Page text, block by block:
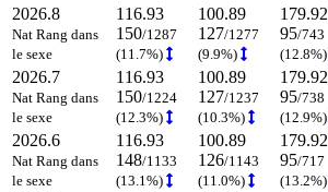
2026.8
Nat Rang dans
le sexe
116.93
150/1287
(11.7%)
100.89
127/1277
(9.9%)
179.92
95/743
(12.8%)
2026.7
Nat Rang dans
le sexe
116.93
150/1224
(12.3%)
100.89
127/1237
(10.3%)
179.92
95/738
(12.9%)
2026.6
Nat Rang dans
le sexe
116.93
148/1133
(13.1%)
100.89
126/1143
(11.0%)
179.92
95/717
(13.2%)